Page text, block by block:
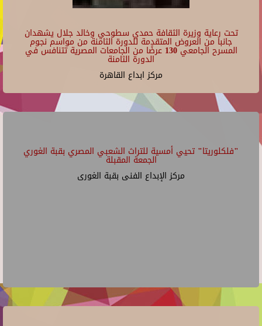
تحت رعاية وزيرة الثقافة حمدي سطوحي وخالد جلال يشهدان
جانبا من العروض المتقدمة للدورة الثامنة من مواسم نجوم
المسرح الجامعي 130 عرضًا من الجامعات المصرية تتنافس في
الدورة الثامنة
مركز ابداع القاهرة
"فلكلوريتا" تحيي أمسية للتراث الشعبي المصري بقبة الغوري
الجمعة المقبلة
مركز الإبداع الفنى بقبة الغورى